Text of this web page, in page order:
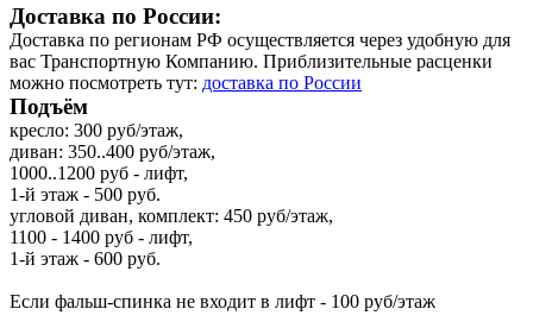
Доставка по России:
Доставка по регионам РФ осуществляется через удобную для
вас Транспортную Компанию. Приблизительные расценки
можно посмотреть тут: доставка по России
Подъём
кресло: 300 руб/этаж,
диван: 350..400 руб/этаж,
1000..1200 руб - лифт,
1-й этаж - 500 руб.
угловой диван, комплект: 450 руб/этаж,
1100 - 1400 руб - лифт,
1-й этаж - 600 руб.
Если фальш-спинка не входит в лифт - 100 руб/этаж